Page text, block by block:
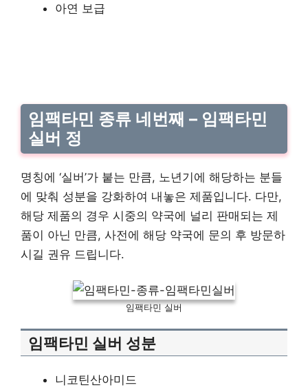
아연 보급
임팩타민 종류 네번째 – 임팩타민
실버 정
명칭에 ‘실버’가 붙는 만큼, 노년기에 해당하는 분들
에 맞춰 성분을 강화하여 내놓은 제품입니다. 다만,
해당 제품의 경우 시중의 약국에 널리 판매되는 제
품이 아닌 만큼, 사전에 해당 약국에 문의 후 방문하
시길 권유 드립니다.
임팩타민 실버
임팩타민 실버 성분
니코틴산아미드